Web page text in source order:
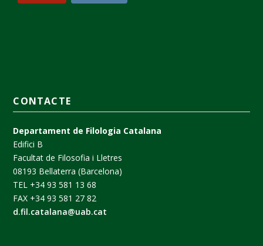
CONTACTE
Departament de Filologia Catalana
Edifici B
Facultat de Filosofia i Lletres
08193 Bellaterra (Barcelona)
TEL +34 93 581 13 68
FAX +34 93 581 27 82
d.fil.catalana@uab.cat